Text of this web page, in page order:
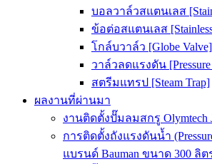
บอลวาล์วสแตนเลส
ข้อต่อสแตนเลส
โกล์บวาล์ว [Globe Valve]
วาล์วลดแรงดัน [Pressure
สตรีมแทรป [Steam Trap]
ผลงานที่ผ่านมา
งานติดตั้งปั๊มลมสกรู Olymtech
การติดตั้งถังแรงดันน้ำ
แบรนด์ Bauman ขนาด 300 ลิต